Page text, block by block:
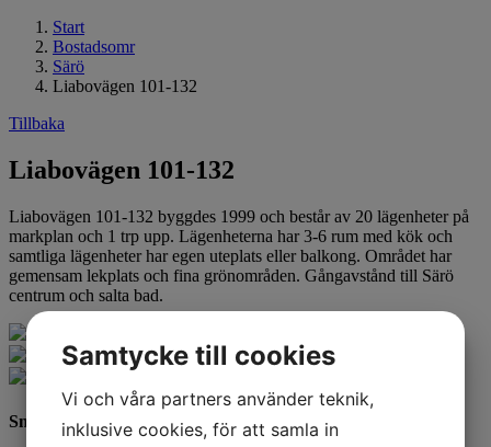
Start
Bostadsomr
Särö
Liabovägen 101-132
Tillbaka
Liabovägen 101-132
Liabovägen 101-132 byggdes 1999 och består av 20 lägenheter på
markplan och 1 trp upp. Lägenheterna har 3-6 rum med kök och
samtliga lägenheter har egen uteplats eller balkong. Området har
gemensam lekplats och fina grönområden. Gångavstånd till Särö
centrum och salta bad.
Snabbfakta
Samtycke till cookies
Vi och våra partners använder teknik,
inklusive cookies, för att samla in